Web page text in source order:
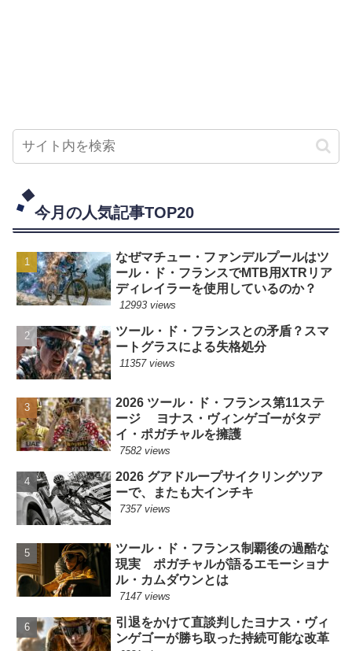
今月の人気記事TOP20
なぜマチュー・ファンデルプールはツ
ール・ド・フランスでMTB用XTRリア
ディレイラーを使用しているのか？
12993 views
ツール・ド・フランスとの矛盾？スマ
ートグラスによる失格処分
11357 views
2026 ツール・ド・フランス第11ステ
ージ ヨナス・ヴィンゲゴーがタデ
イ・ポガチャルを擁護
7582 views
2026 グアドループサイクリングツア
ーで、またも大インチキ
7357 views
ツール・ド・フランス制覇後の過酷な
現実 ポガチャルが語るエモーショナ
ル・カムダウンとは
7147 views
引退をかけて直談判したヨナス・ヴィ
ンゲゴーが勝ち取った持続可能な改革